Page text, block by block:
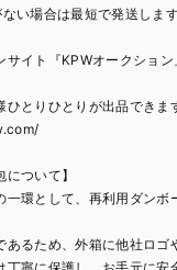
い場合は最短で発送します
サイト『KPWオークション
とりひとりが出品できま
について】
一環として、再利用ダンボ
あるため、外箱に他社ロゴ